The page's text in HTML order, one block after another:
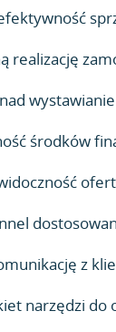
realizację
środków
z
narzędzi do